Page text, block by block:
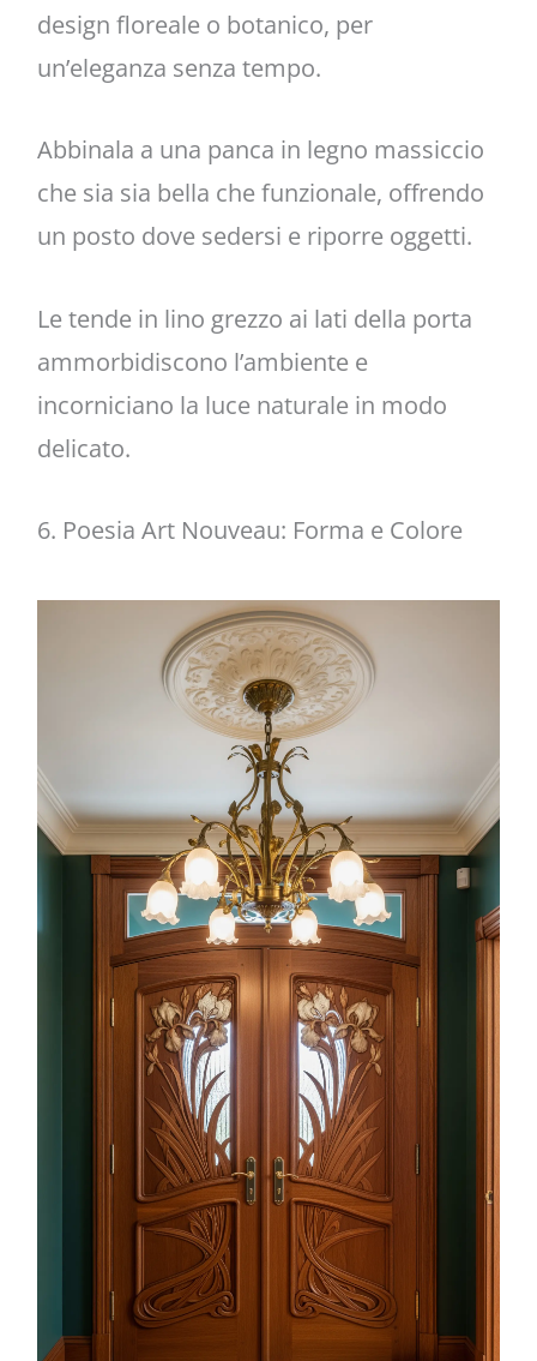
design floreale o botanico, per
un’eleganza senza tempo.
Abbinala a una panca in legno massiccio
che sia sia bella che funzionale, offrendo
un posto dove sedersi e riporre oggetti.
Le tende in lino grezzo ai lati della porta
ammorbidiscono l’ambiente e
incorniciano la luce naturale in modo
delicato.
6. Poesia Art Nouveau: Forma e Colore